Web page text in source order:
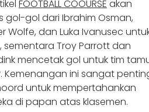
FOOTBALL COOURSE akan
gol-gol dari Ibrahim Osman,
Wolfe, dan Luka Ivanusec
sementara Troy Parrott dan
mencetak gol untuk tim
Kemenangan ini sangat
untuk mempertahankan
di papan atas klasemen.